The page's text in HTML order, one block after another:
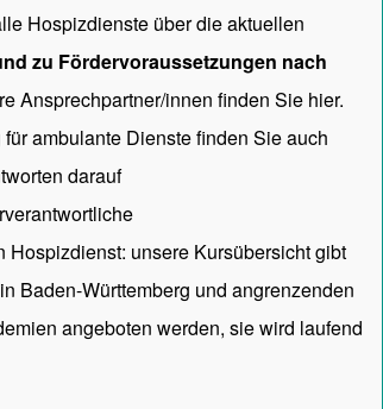
Hospizdienste über die aktuellen
zu Fördervoraussetzungen nach
Ansprechpartner/innen finden Sie hier.
ambulante Dienste finden Sie auch
darauf
Hospizdienst: unsere Kursübersichtgibt
Baden-Württemberg und angrenzenden
angeboten werden, sie wird laufend